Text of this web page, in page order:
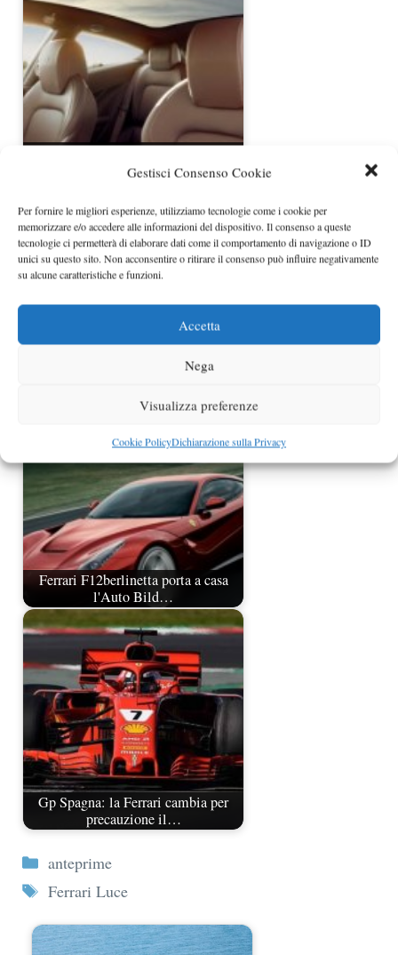
Gestisci Consenso Cookie
Per fornire le migliori esperienze, utilizziamo tecnologie come i cookie per
memorizzare e/o accedere alle informazioni del dispositivo. Il consenso a queste
tecnologie ci permetterà di elaborare dati come il comportamento di navigazione o ID
unici su questo sito. Non acconsentire o ritirare il consenso può influire negativamente
su alcune caratteristiche e funzioni.
Accetta
Nega
Visualizza preferenze
Cookie PolicyDichiarazione sulla Privacy
Ferrari FF al Salone di Parigi 2012
V6 e turbo nel futuro della Ferrari
Ferrari F12berlinetta porta a casa
l'Auto Bild…
Gp Spagna: la Ferrari cambia per
precauzione il…
Categorie
anteprime
Tag
Ferrari Luce